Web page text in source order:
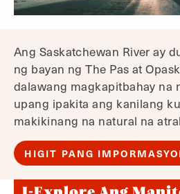
Ang Saskatchewan River ay
ng bayan ng The Pas at
dalawang magkapitbahay na
upang ipakita ang kanilang
makikinang na natural na
HIGIT PANG